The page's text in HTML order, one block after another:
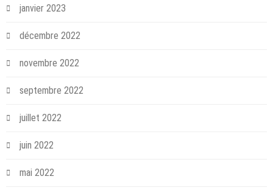
janvier 2023
décembre 2022
novembre 2022
septembre 2022
juillet 2022
juin 2022
mai 2022